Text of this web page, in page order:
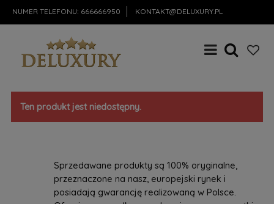
NUMER TELEFONU: 666666950 KONTAKT@DELUXURY.PL
Ten produkt jest niedostępny.
Sprzedawane produkty są 100% oryginalne,
przeznaczone na nasz, europejski rynek i
posiadają gwarancję realizowaną w Polsce.